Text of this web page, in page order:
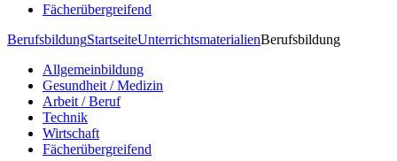
Fächerübergreifend
BerufsbildungStartseiteUnterrichtsmaterialienBerufsbildung
Allgemeinbildung
Gesundheit / Medizin
Arbeit / Beruf
Technik
Wirtschaft
Fächerübergreifend